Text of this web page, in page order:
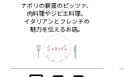
ナポリの薪窯のピッツァ、
肉料理やジビエ料理。
イタリアンとフレンチの
魅力を伝えるお店。